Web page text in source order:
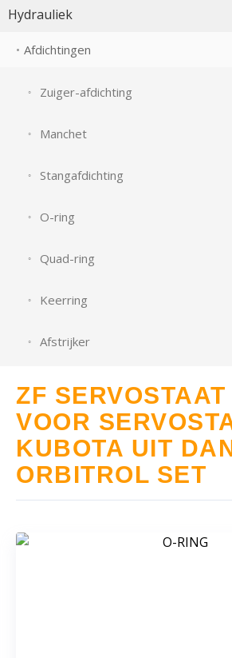
Hydrauliek
Afdichtingen
Zuiger-afdichting
Manchet
Stangafdichting
O-ring
Quad-ring
Keerring
Afstrijker
ZF SERVOSTAAT
VOOR
KUBOTA UIT
ORBITROL SET